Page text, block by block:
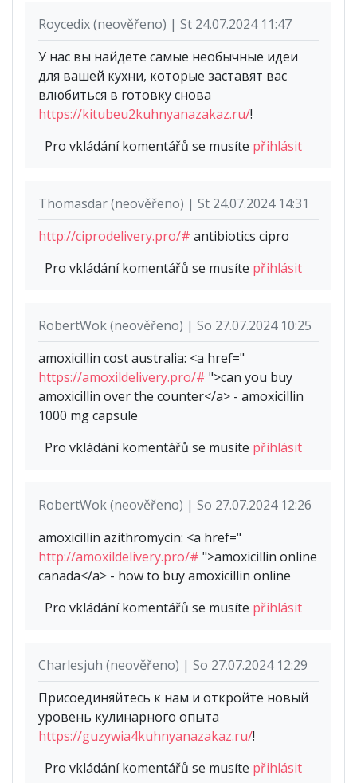
Roycedix (neověřeno) | St 24.07.2024 11:47
У нас вы найдете самые необычные идеи
для вашей кухни, которые заставят вас
влюбиться в готовку снова
https://kitubeu2kuhnyanazakaz.ru/!
Pro vkládání komentářů se musíte přihlásit
Thomasdar (neověřeno) | St 24.07.2024 14:31
http://ciprodelivery.pro/# antibiotics cipro
Pro vkládání komentářů se musíte přihlásit
RobertWok (neověřeno) | So 27.07.2024 10:25
amoxicillin cost australia: <a href="
https://amoxildelivery.pro/# ">can you buy
amoxicillin over the counter</a> - amoxicillin
1000 mg capsule
Pro vkládání komentářů se musíte přihlásit
RobertWok (neověřeno) | So 27.07.2024 12:26
amoxicillin azithromycin: <a href="
http://amoxildelivery.pro/# ">amoxicillin online
canada</a> - how to buy amoxicillin online
Pro vkládání komentářů se musíte přihlásit
Charlesjuh (neověřeno) | So 27.07.2024 12:29
Присоединяйтесь к нам и откройте новый
уровень кулинарного опыта
https://guzywia4kuhnyanazakaz.ru/!
Pro vkládání komentářů se musíte přihlásit